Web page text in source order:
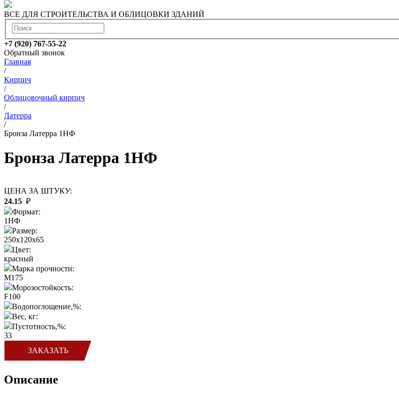
ВСЕ ДЛЯ СТРОИТЕЛЬСТВА И ОБЛИЦОВКИ ЗДАНИЙ
+7 (920) 767-55-22
Обратный звонок
Главная
/
Кирпич
/
Облицовочный кирпич
/
Латерра
/
Бронза Латерра 1НФ
Бронза Латерра 1НФ
ЦЕНА ЗА ШТУКУ:
24.15 ₽
Формат:
1НФ
Размер:
250x120x65
Цвет:
красный
Марка прочности:
M175
Морозостойкость:
F100
Водопоглощение,%:
Вес, кг:
Пустотность,%:
33
ЗАКАЗАТЬ
Описание